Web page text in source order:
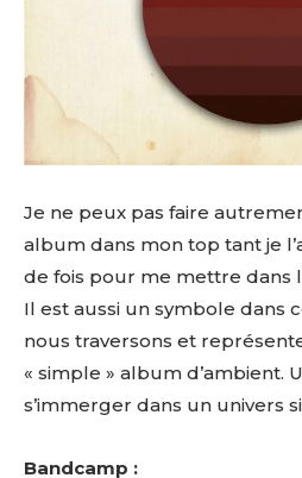
Je ne peux pas faire
album dans mon top tant je
de fois pour me mettre dans
Il est aussi un symbole dans
nous traversons et
« simple » album d’ambient.
s’immerger dans un univers
Bandcamp :